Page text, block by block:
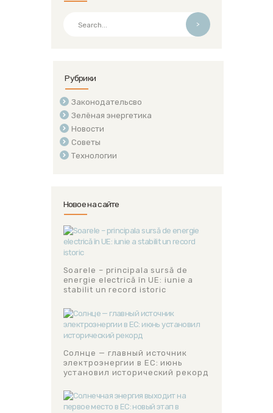
>
Рубрики
Законодательсво
Зелёная энергетика
Новости
Советы
Технологии
Новое на сайте
Soarele – principala sursă de
energie electrică în UE: iunie a
stabilit un record istoric
Солнце — главный источник
электроэнергии в ЕС: июнь
установил исторический рекорд